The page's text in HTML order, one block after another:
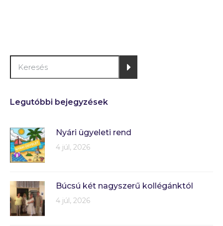
Legutóbbi bejegyzések
Nyári ügyeleti rend
4 júl, 2026
Búcsú két nagyszerű kollégánktól
4 júl, 2026